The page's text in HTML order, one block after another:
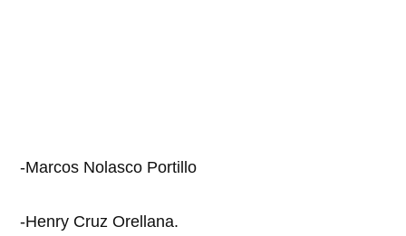
-Marcos Nolasco Portillo
-Henry Cruz Orellana.